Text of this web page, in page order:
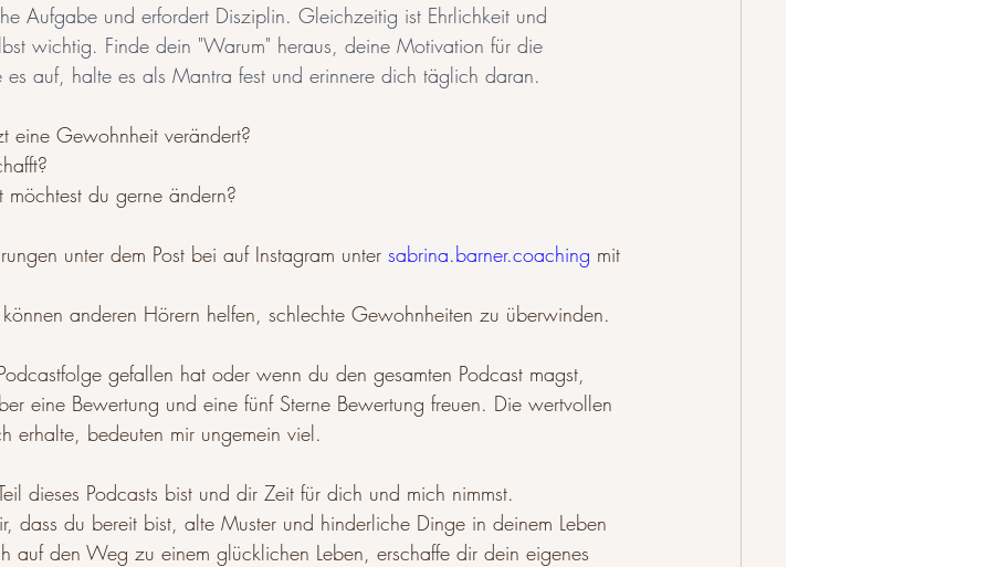
Aufgabe und erfordert Disziplin. Gleichzeitig ist Ehrlichkeit und
wichtig. Finde dein "Warum" heraus, deine Motivation für die
es auf, halte es als Mantra fest und erinnere dich täglich daran.
eine Gewohnheit verändert?
du gerne ändern?
unter dem Post bei auf Instagram unter sabrina.barner.coaching mit
können anderen Hörern helfen, schlechte Gewohnheiten zu überwinden.
gefallen hat oder wenn du den gesamten Podcast magst,
eine Bewertung und eine fünf Sterne Bewertung freuen. Die wertvollen
erhalte, bedeuten mir ungemein viel.
dieses Podcasts bist und dir Zeit für dich und mich nimmst.
auf den Weg zu einem glücklichen Leben, erschaffe dir dein eigenes